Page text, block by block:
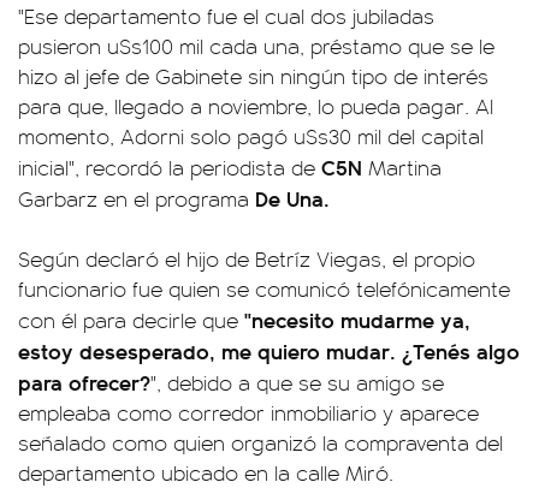
"Ese departamento fue el cual dos jubiladas
pusieron u$s100 mil cada una, préstamo que se le
hizo al jefe de Gabinete sin ningún tipo de interés
para que, llegado a noviembre, lo pueda pagar. Al
momento, Adorni solo pagó u$s30 mil del capital
inicial", recordó la periodista de C5N Martina
Garbarz en el programa De Una.
Según declaró el hijo de Betríz Viegas, el propio
funcionario fue quien se comunicó telefónicamente
con él para decirle que "necesito mudarme ya,
estoy desesperado, me quiero mudar. ¿Tenés algo
para ofrecer?", debido a que se su amigo se
empleaba como corredor inmobiliario y aparece
señalado como quien organizó la compraventa del
departamento ubicado en la calle Miró.